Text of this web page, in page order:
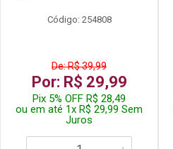
Código: 254808
De: R$ 39,99
Por: R$ 29,99
Pix 5% OFF R$ 28,49
ou em até 1x R$ 29,99 Sem
Juros